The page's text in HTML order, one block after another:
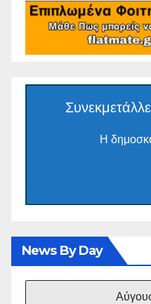
Η
News By Day